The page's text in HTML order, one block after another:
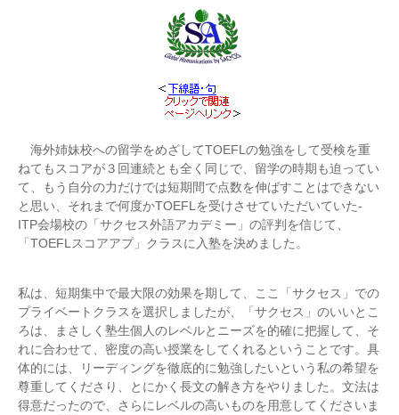
海外姉妹校への留学をめざしてTOEFLの勉強をして受検を重
ねてもスコアが３回連続とも全く同じで、留学の時期も迫ってい
て、もう自分の力だけでは短期間で点数を伸ばすことはできない
と思い、それまで何度かTOEFLを受けさせていただいていた-
ITP会場校の「サクセス外語アカデミー」の評判を信じて、
「TOEFLスコアアプ」クラスに入塾を決めました。
私は、短期集中で最大限の効果を期して、ここ「サクセス」での
プライベートクラスを選択しましたが、「サクセス」のいいとこ
ろは、まさしく塾生個人のレベルとニーズを的確に把握して、そ
れに合わせて、密度の高い授業をしてくれるということです。具
体的には、リーディングを徹底的に勉強したいという私の希望を
尊重してくださり、とにかく長文の解き方をやりました。文法は
得意だったので、さらにレベルの高いものを用意してくださいま